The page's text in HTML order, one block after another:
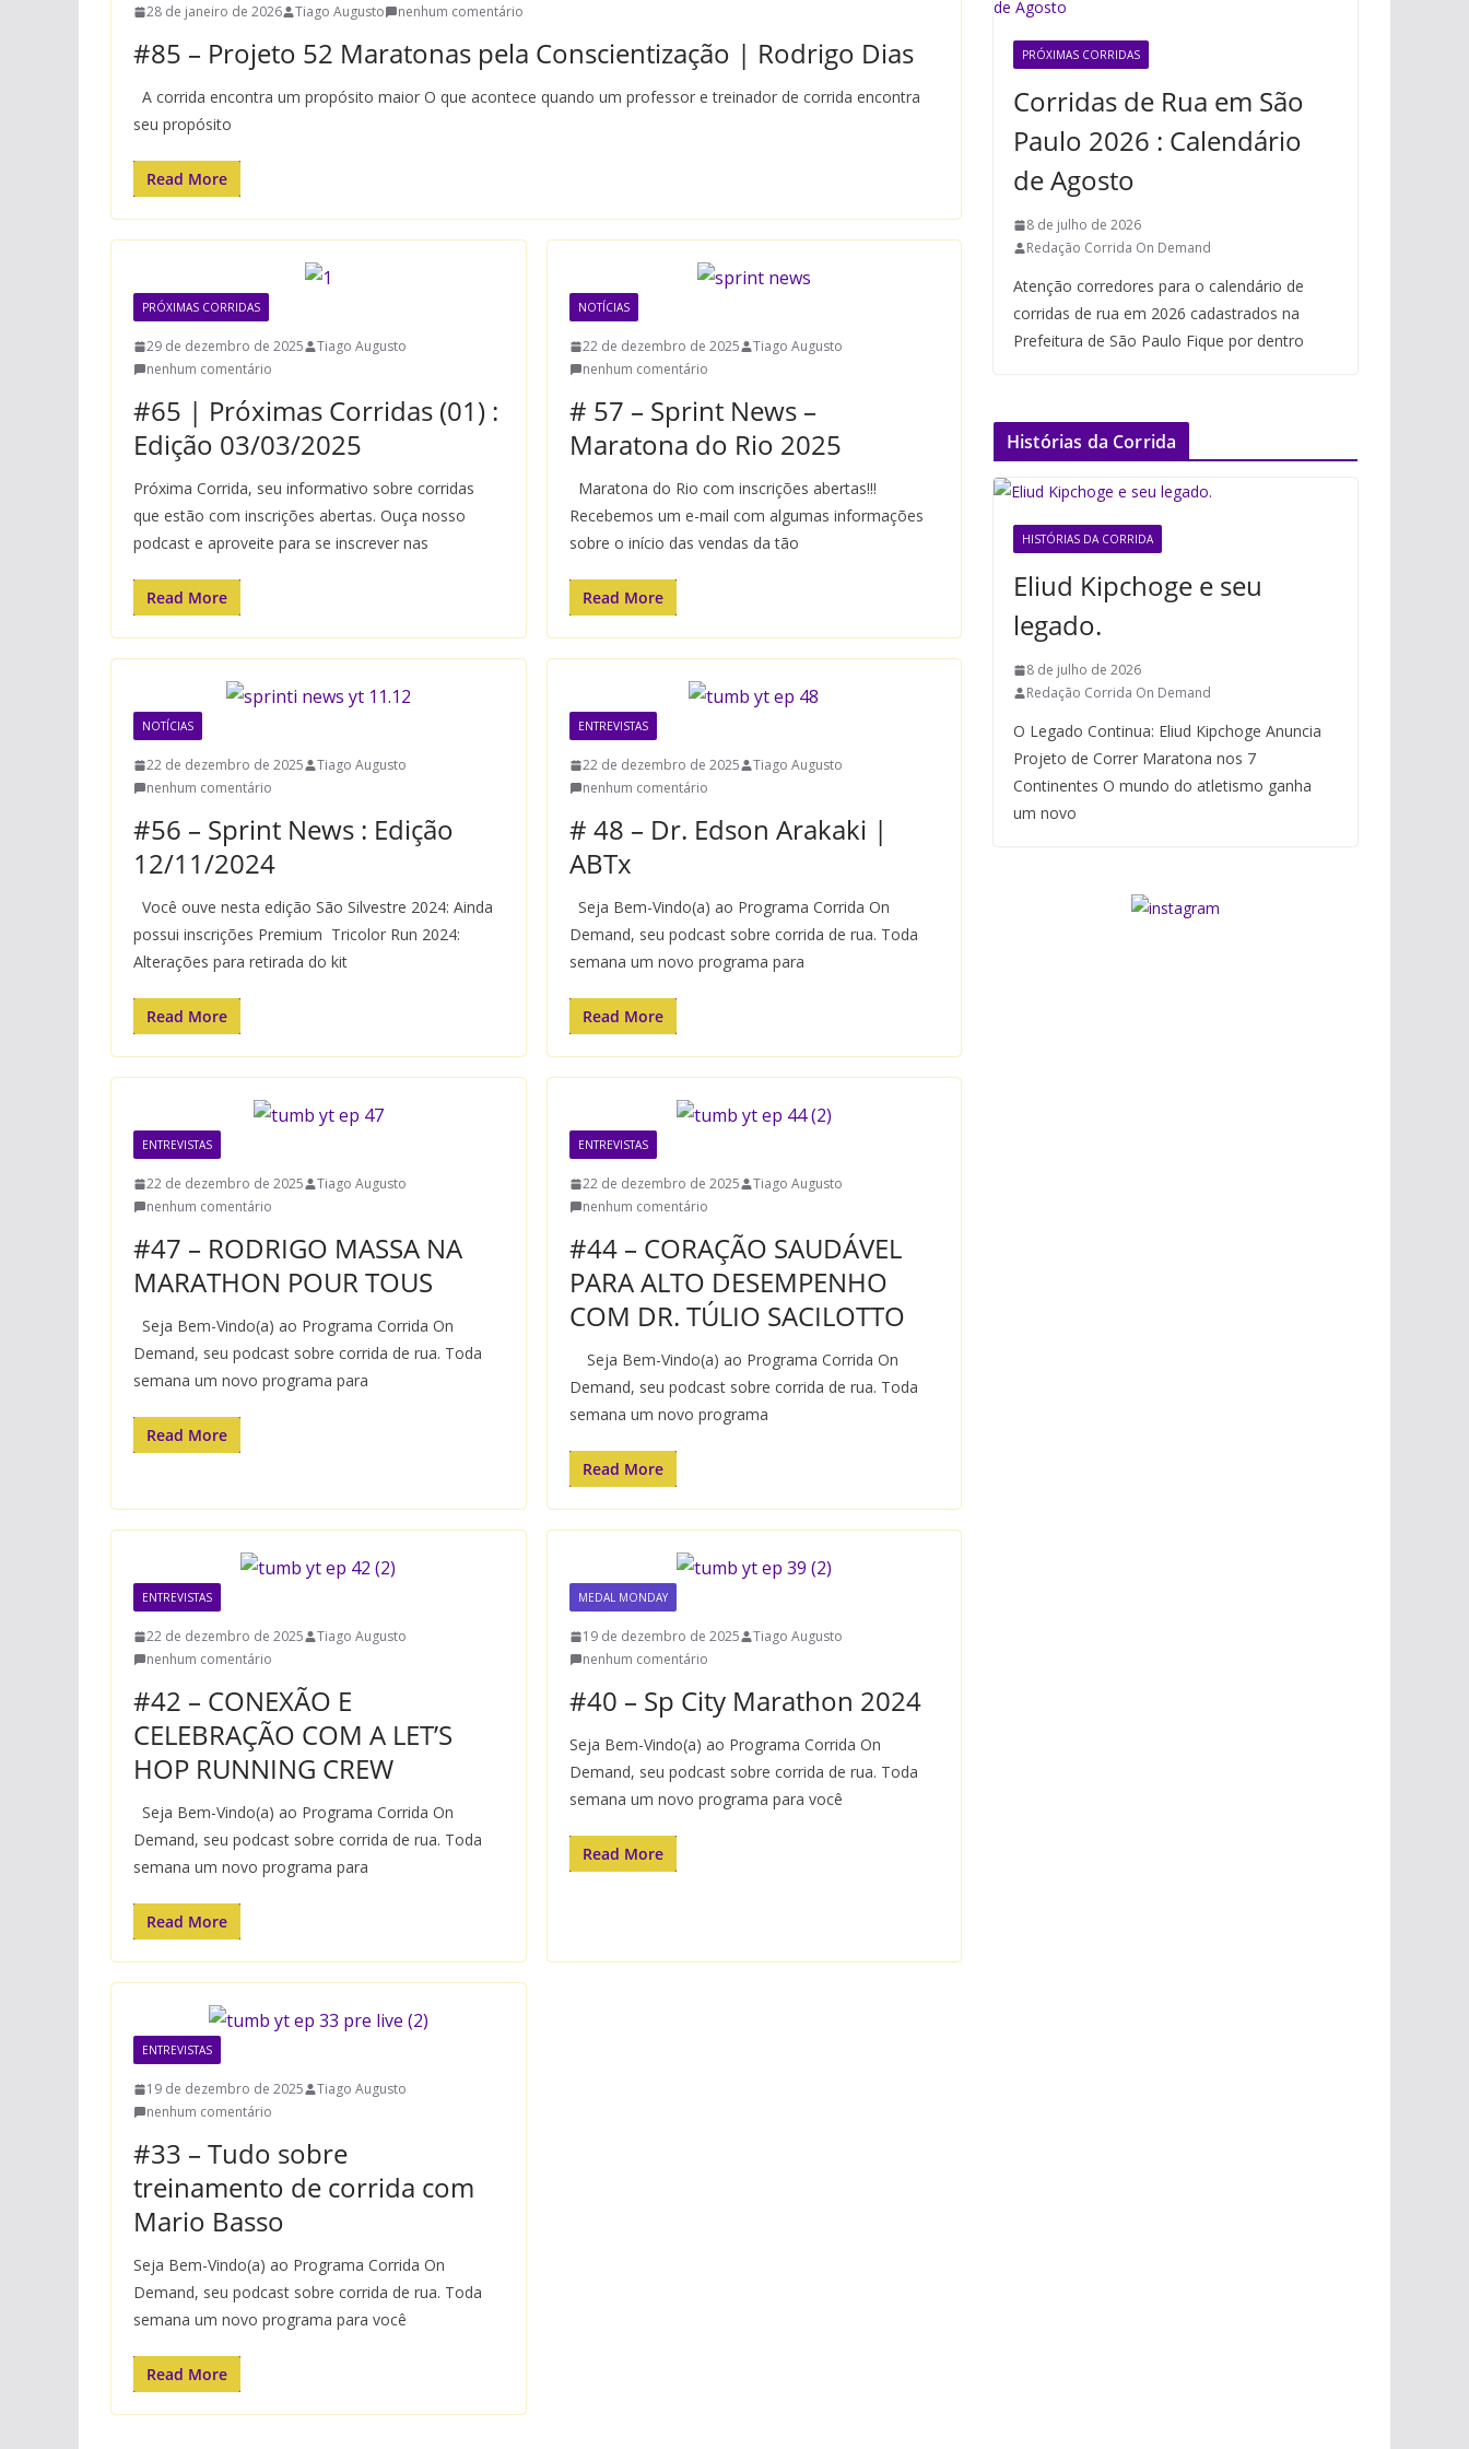
28 de janeiro de 2026 Tiago Augusto nenhum comentário
#85 – Projeto 52 Maratonas pela Conscientização | Rodrigo Dias
A corrida encontra um propósito maior O que acontece quando um professor e treinador de corrida encontra
seu propósito
Read More
PRÓXIMAS CORRIDAS
29 de dezembro de 2025
Tiago Augusto
nenhum comentário
#65 | Próximas Corridas (01) :
Edição 03/03/2025
Próxima Corrida, seu informativo sobre corridas
que estão com inscrições abertas. Ouça nosso
podcast e aproveite para se inscrever nas
Read More
NOTÍCIAS
22 de dezembro de 2025
Tiago Augusto
nenhum comentário
# 57 – Sprint News –
Maratona do Rio 2025
Maratona do Rio com inscrições abertas!!!
Recebemos um e-mail com algumas informações
sobre o início das vendas da tão
Read More
NOTÍCIAS
22 de dezembro de 2025
Tiago Augusto
nenhum comentário
#56 – Sprint News : Edição
12/11/2024
Você ouve nesta edição São Silvestre 2024: Ainda
possui inscrições Premium Tricolor Run 2024:
Alterações para retirada do kit
Read More
ENTREVISTAS
22 de dezembro de 2025
Tiago Augusto
nenhum comentário
# 48 – Dr. Edson Arakaki |
ABTx
Seja Bem-Vindo(a) ao Programa Corrida On
Demand, seu podcast sobre corrida de rua. Toda
semana um novo programa para
Read More
ENTREVISTAS
22 de dezembro de 2025
Tiago Augusto
nenhum comentário
#47 – RODRIGO MASSA NA
MARATHON POUR TOUS
Seja Bem-Vindo(a) ao Programa Corrida On
Demand, seu podcast sobre corrida de rua. Toda
semana um novo programa para
Read More
ENTREVISTAS
22 de dezembro de 2025
Tiago Augusto
nenhum comentário
#44 – CORAÇÃO SAUDÁVEL
PARA ALTO DESEMPENHO
COM DR. TÚLIO SACILOTTO
Seja Bem-Vindo(a) ao Programa Corrida On
Demand, seu podcast sobre corrida de rua. Toda
semana um novo programa
Read More
ENTREVISTAS
22 de dezembro de 2025
Tiago Augusto
nenhum comentário
#42 – CONEXÃO E
CELEBRAÇÃO COM A LET’S
HOP RUNNING CREW
Seja Bem-Vindo(a) ao Programa Corrida On
Demand, seu podcast sobre corrida de rua. Toda
semana um novo programa para
Read More
MEDAL MONDAY
19 de dezembro de 2025
Tiago Augusto
nenhum comentário
#40 – Sp City Marathon 2024
Seja Bem-Vindo(a) ao Programa Corrida On
Demand, seu podcast sobre corrida de rua. Toda
semana um novo programa para você
Read More
ENTREVISTAS
19 de dezembro de 2025
Tiago Augusto
nenhum comentário
#33 – Tudo sobre
treinamento de corrida com
Mario Basso
Seja Bem-Vindo(a) ao Programa Corrida On
Demand, seu podcast sobre corrida de rua. Toda
semana um novo programa para você
Read More
PRÓXIMAS CORRIDAS
Corridas de Rua em São
Paulo 2026 : Calendário
de Agosto
8 de julho de 2026
Redação Corrida On Demand
Atenção corredores para o calendário de
corridas de rua em 2026 cadastrados na
Prefeitura de São Paulo Fique por dentro
Histórias da Corrida
HISTÓRIAS DA CORRIDA
Eliud Kipchoge e seu
legado.
8 de julho de 2026
Redação Corrida On Demand
O Legado Continua: Eliud Kipchoge Anuncia
Projeto de Correr Maratona nos 7
Continentes O mundo do atletismo ganha
um novo